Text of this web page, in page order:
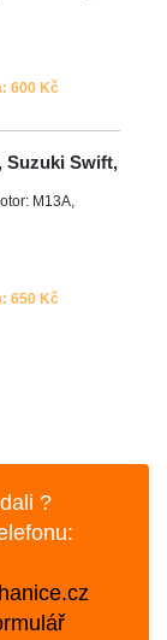
600 Kč
Suzuki Swift,
M13A,
650 Kč
?